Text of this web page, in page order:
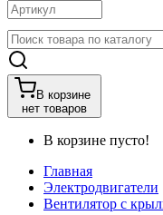
В корзине
нет товаров
В корзине пусто!
Главная
Электродвигатели
Вентилятор с